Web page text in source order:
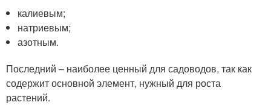
калиевым;
натриевым;
азотным.
Последний – наиболее ценный для садоводов, так как
содержит основной элемент, нужный для роста
растений.